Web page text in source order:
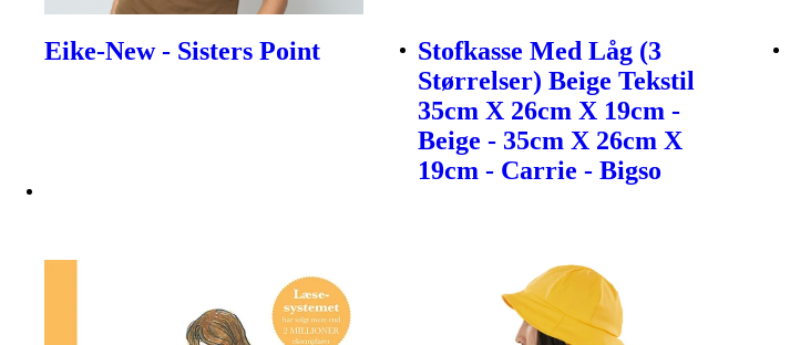
Eike-New - Sisters Point
Stofkasse Med Låg (3
Størrelser) Beige Tekstil
35cm X 26cm X 19cm -
Beige - 35cm X 26cm X
19cm - Carrie - Bigso